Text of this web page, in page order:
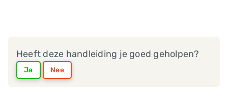
Heeft deze handleiding je goed geholpen?
Ja Nee